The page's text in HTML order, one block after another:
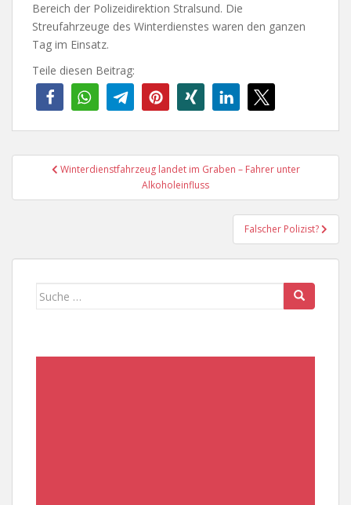
Bereich der Polizeidirektion Stralsund. Die
Streufahrzeuge des Winterdienstes waren den ganzen
Tag im Einsatz.
Teile diesen Beitrag:
Beitragsnavigation
Winterdienstfahrzeug landet im Graben – Fahrer unter
Alkoholeinfluss
Falscher Polizist?
Suche